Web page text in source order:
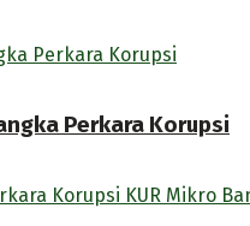
Perkara Korupsi